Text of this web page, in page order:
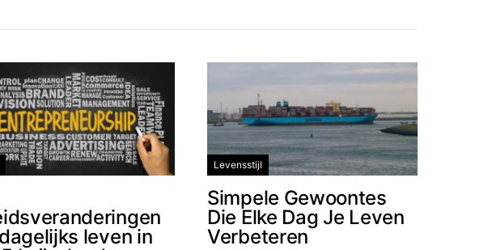
leven in
Levensstijl
Simpele Gewoontes
Die Elke Dag Je Leven
Verbeteren